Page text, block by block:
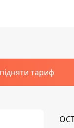
тариф